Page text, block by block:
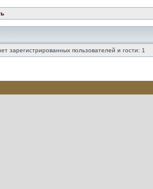
зарегистрированных пользователей и гости: 1